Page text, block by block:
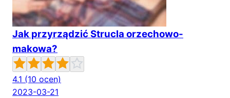
Jak przyrządzić Strucla orzechowo-
makowa?
4.1 (10 ocen)
2023-03-21